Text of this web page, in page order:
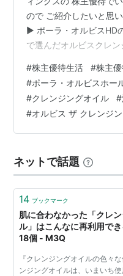
ので ご紹介したいと思
▶ ポーラ・オルビスHD
で選んだオルビスクレ
ない商品も多々あるので
顔料ともにかなり良かっ
イルです☟ オルビス ザ
クレンジング オイル ボ
イク落とし 毛穴ケア 毛
#株主優待生活 #株主
#ポーラ・オルビスホー
#クレンジングオイル #
#オルビス ザ クレンジ
ネットで話題
14 ブックマーク
肌に合わなかった「クレ
ル」はこんなに再利用で
18個 - M3Q
『クレンジングオイルの色々
ンジングオイルは、いまいち使